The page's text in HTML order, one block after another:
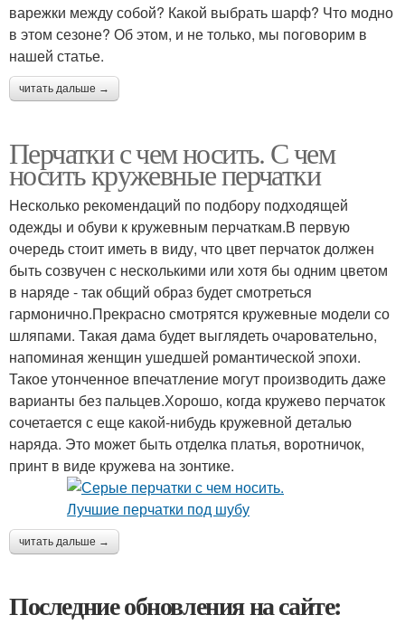
варежки между собой? Какой выбрать шарф? Что модно
в этом сезоне? Об этом, и не только, мы поговорим в
нашей статье.
читать дальше →
Перчатки с чем носить. С чем
носить кружевные перчатки
Несколько рекомендаций по подбору подходящей
одежды и обуви к кружевным перчаткам.В первую
очередь стоит иметь в виду, что цвет перчаток должен
быть созвучен с несколькими или хотя бы одним цветом
в наряде - так общий образ будет смотреться
гармонично.Прекрасно смотрятся кружевные модели со
шляпами. Такая дама будет выглядеть очаровательно,
напоминая женщин ушедшей романтической эпохи.
Такое утонченное впечатление могут производить даже
варианты без пальцев.Хорошо, когда кружево перчаток
сочетается с еще какой-нибудь кружевной деталью
наряда. Это может быть отделка платья, воротничок,
принт в виде кружева на зонтике.
читать дальше →
Последние обновления на сайте: